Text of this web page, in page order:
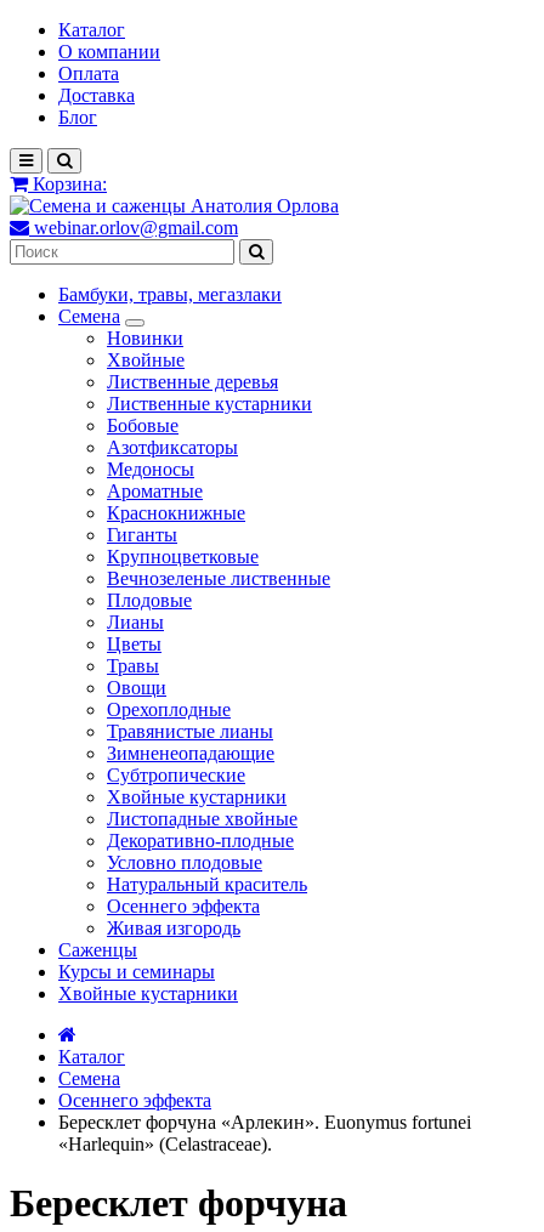
Каталог
О компании
Оплата
Доставка
Блог
Корзина:
webinar.orlov@gmail.com
Бамбуки, травы, мегазлаки
Семена
Новинки
Хвойные
Лиственные деревья
Лиственные кустарники
Бобовые
Азотфиксаторы
Медоносы
Ароматные
Краснокнижные
Гиганты
Крупноцветковые
Вечнозеленые лиственные
Плодовые
Лианы
Цветы
Травы
Овощи
Орехоплодные
Травянистые лианы
Зимненеопадающие
Субтропические
Хвойные кустарники
Листопадные хвойные
Декоративно-плодные
Условно плодовые
Натуральный краситель
Осеннего эффекта
Живая изгородь
Саженцы
Курсы и семинары
Хвойные кустарники
Каталог
Семена
Осеннего эффекта
Бересклет форчуна «Арлекин». Euonymus fortunei
«Harlequin» (Celastraceae).
Бересклет форчуна